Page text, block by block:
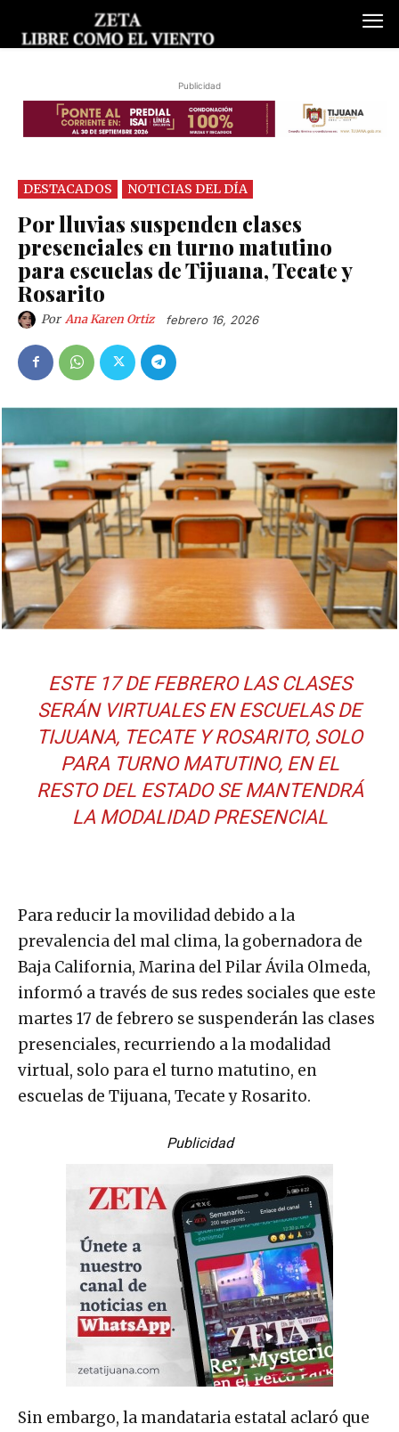
Publicidad
DESTACADOS NOTICIAS DEL DÍA
Por lluvias suspenden clases
presenciales en turno matutino
para escuelas de Tijuana, Tecate y
Rosarito
Por Ana Karen Ortiz febrero 16, 2026
ESTE 17 DE FEBRERO LAS CLASES
SERÁN VIRTUALES EN ESCUELAS DE
TIJUANA, TECATE Y ROSARITO, SOLO
PARA TURNO MATUTINO, EN EL
RESTO DEL ESTADO SE MANTENDRÁ
LA MODALIDAD PRESENCIAL
Para reducir la movilidad debido a la
prevalencia del mal clima, la gobernadora de
Baja California, Marina del Pilar Ávila Olmeda,
informó a través de sus redes sociales que este
martes 17 de febrero se suspenderán las clases
presenciales, recurriendo a la modalidad
virtual, solo para el turno matutino, en
escuelas de Tijuana, Tecate y Rosarito.
Publicidad
Sin embargo, la mandataria estatal aclaró que